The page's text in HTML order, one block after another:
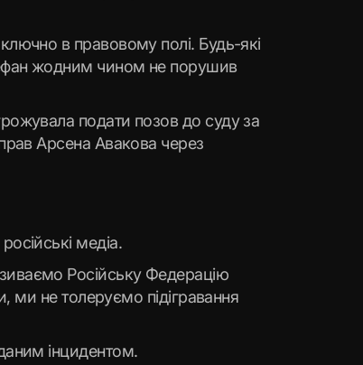
в правовому полі. Будь-які
жодним чином не порушив
подати позов до суду за
Арсена Авакова через
медіа.
Російську Федерацію
ми не толеруємо підігравання
інцидентом.